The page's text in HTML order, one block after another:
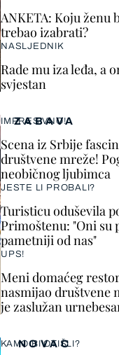
ZABAVA
IMPRESIVNO!
Scena iz Srbije
društvene mreže!
neobičnog ljubimca
JESTE LI PROBALI?
Turisticu oduševila
Primoštenu: "Oni su
pametniji od nas"
UPS!
Meni domaćeg
nasmijao društvene
je zaslužan
ANKETA: Koju ženu
trebao izabrati?
NASLJEDNIK
Rade mu iza leđa, a
svjestan
NOVAC
KAMO BI OTIŠLI?